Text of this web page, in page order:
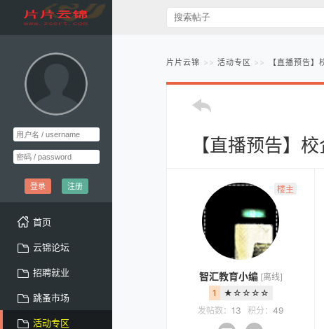
登录 注册
首页
云锦论坛
招聘就业
跳蚤市场
活动专区
片片云锦 活动专区 【直播预告
【直播预告】
楼主
智汇教育小编 [离线]
1
★☆☆☆☆
发帖数： 13 积分： 49